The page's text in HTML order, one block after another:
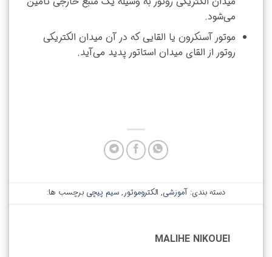
می‌شود.
موتور آسنکرون یا القایی که در آن میدان الکتریکی
روتور از القای میدان استاتور پدید می‌آید.
دسته بندی: آموزشی, الکتروموتور, سیم پیچی برچسب ها:
MALIHE NIKOUEI